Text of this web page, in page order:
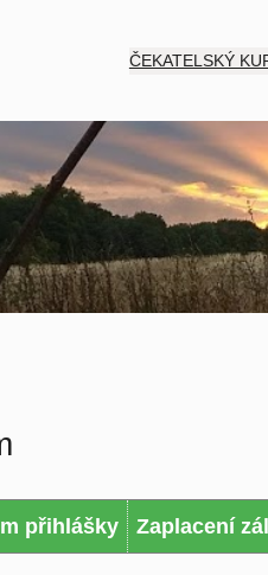
ČEKATELSKÝ
přihlášky Zaplacení